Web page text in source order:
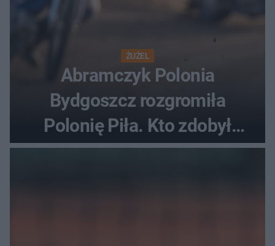
ŻUŻEL
Abramczyk Polonia
Bydgoszcz rozgromiła
Polonię Piła. Kto zdobył
najwięcej punktów?